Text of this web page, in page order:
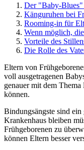
Der "Baby-Blues"
Känguruhen bei
Rooming-in für
Wenn möglich,
Vorteile des
Die Rolle des
Eltern von
voll ausgetragenen
genauer mit dem
können.
Bindungsängste sind
Krankenhaus bleiben
Frühgeborenen zu
können Eltern besser